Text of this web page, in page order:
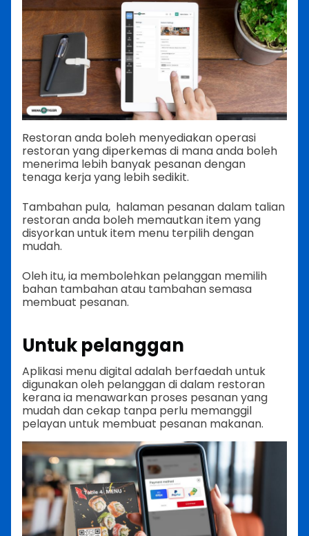
Restoran anda boleh menyediakan operasi
restoran yang diperkemas di mana anda boleh
menerima lebih banyak pesanan dengan
tenaga kerja yang lebih sedikit.
Tambahan pula, halaman pesanan dalam talian
restoran anda boleh memautkan item yang
disyorkan untuk item menu terpilih dengan
mudah.
Oleh itu, ia membolehkan pelanggan memilih
bahan tambahan atau tambahan semasa
membuat pesanan.
Untuk pelanggan
Aplikasi menu digital adalah berfaedah untuk
digunakan oleh pelanggan di dalam restoran
kerana ia menawarkan proses pesanan yang
mudah dan cekap tanpa perlu memanggil
pelayan untuk membuat pesanan makanan.